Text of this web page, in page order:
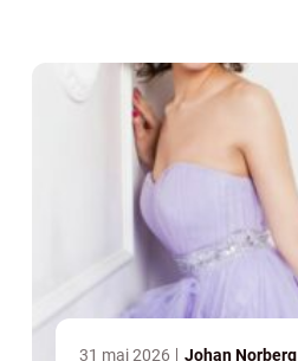
31 maj 2026 Johan Norberg